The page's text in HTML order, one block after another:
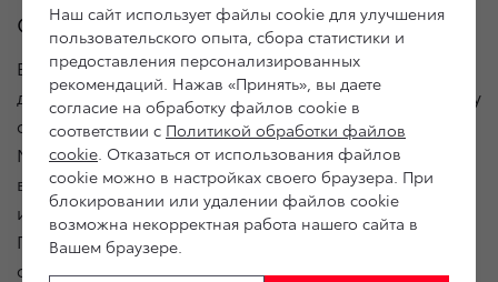
Спецкомплектация S-Edition
В феврале 2020 года в салоне официального
дилера Toyota начали принимать заказы на поставку
спецкомплектации Toyota Camry Special Edition.
Модель отличается спортивным дизайном
в экстерьере и интерьере. В двухцветном
исполнении предлагается кузов и колесные диски.
Передняя и задняя светодиодная оптика,
оригинальные красные вставки на бамперах,
Наш сайт использует файлы cookie для улучшения
пользовательского опыта, сбора статистики и
предоставления персонализированных
рекомендаций. Нажав «Принять», вы даете
согласие на обработку файлов cookie в
соответствии с Политикой обработки файлов
cookie . Отказаться от использования файлов
cookie можно в настройках своего браузера. При
блокировании или удалении файлов cookie
возможна некорректная работа нашего сайта в
Вашем браузере.